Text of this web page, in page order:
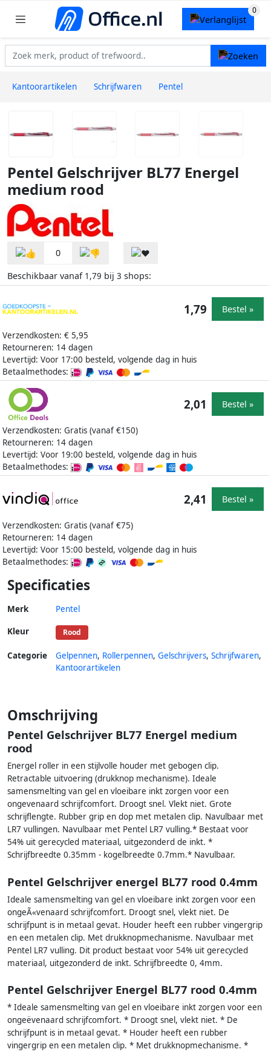
Kantoorartikelen Schrijfwaren Pentel
Pentel Gelschrijver BL77 Energel
medium rood
0
Beschikbaar vanaf 1,79 bij 3 shops:
Verzendkosten: € 5,95
Retourneren: 14 dagen
Levertijd: Voor 17:00 besteld, volgende dag in huis
Betaalmethodes:
1,79 Bestel »
Verzendkosten: Gratis (vanaf €150)
Retourneren: 14 dagen
Levertijd: Voor 19:00 besteld, volgende dag in huis
Betaalmethodes:
2,01 Bestel »
Verzendkosten: Gratis (vanaf €75)
Retourneren: 14 dagen
Levertijd: Voor 15:00 besteld, volgende dag in huis
Betaalmethodes:
2,41 Bestel »
Specificaties
Merk Pentel
Kleur Rood
Categorie Gelpennen, Rollerpennen, Gelschrijvers, Schrijfwaren,
Kantoorartikelen
Omschrijving
Pentel Gelschrijver BL77 Energel medium
rood
Energel roller in een stijlvolle houder met gebogen clip.
Retractable uitvoering (drukknop mechanisme). Ideale
samensmelting van gel en vloeibare inkt zorgen voor een
ongevenaard schrijfcomfort. Droogt snel. Vlekt niet. Grote
schrijflengte. Rubber grip en dop met metalen clip. Navulbaar met
LR7 vullingen. Navulbaar met Pentel LR7 vulling.* Bestaat voor
54% uit gerecycled materiaal, uitgezonderd de inkt. *
Schrijfbreedte 0.35mm - kogelbreedte 0.7mm.* Navulbaar.
Pentel Gelschrijver energel BL77 rood 0.4mm
Ideale samensmelting van gel en vloeibare inkt zorgen voor een
ongeÃ«venaard schrijfcomfort. Droogt snel, vlekt niet. De
schrijfpunt is in metaal gevat. Houder heeft een rubber vingergrip
en een metalen clip. Met drukknopmechanisme. Navulbaar met
Pentel LR7 vulling. Dit product bestaat voor 54% uit gerecycled
materiaal, uitgezonderd de inkt. Schrijfbreedte 0, 4mm.
Pentel Gelschrijver Energel BL77 rood 0.4mm
* Ideale samensmelting van gel en vloeibare inkt zorgen voor een
ongeëvenaard schrijfcomfort. * Droogt snel, vlekt niet. * De
schrijfpunt is in metaal gevat. * Houder heeft een rubber
vingergrip en een metalen clip. * Met drukknopmechanisme. *